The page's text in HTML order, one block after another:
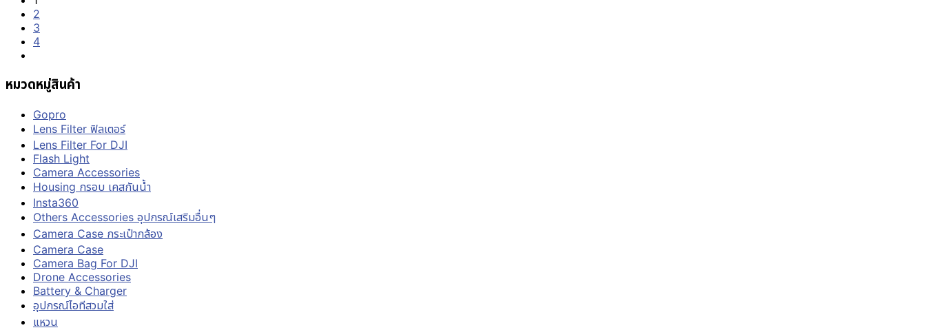
2
3
4
หมวดหมู่สินค้า
Gopro
Lens Filter ฟิลเตอร์
Lens Filter For DJI
Flash Light
Camera Accessories
Housing กรอบ เคสกันน้ำ
Insta360
Others Accessories อุปกรณ์เสริมอื่นๆ
Camera Case กระเป๋ากล้อง
Camera Case
Camera Bag For DJI
Drone Accessories
Battery & Charger
อุปกรณ์ไอทีสวมใส่
แหวน